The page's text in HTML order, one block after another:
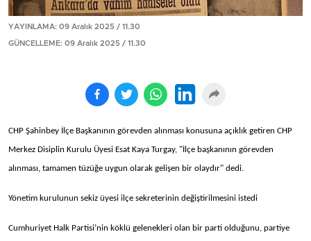
YAYINLAMA: 09 Aralık 2025 / 11.30
GÜNCELLEME: 09 Aralık 2025 / 11.30
CHP Şahinbey İlçe Başkanının görevden alınması konusuna açıklık getiren CHP
Merkez Disiplin Kurulu Üyesi Esat Kaya Turgay, "İlçe başkanının görevden
alınması, tamamen tüzüğe uygun olarak gelişen bir olaydır" dedi.
Yönetim kurulunun sekiz üyesi ilçe sekreterinin değiştirilmesini istedi
Cumhuriyet Halk Partisi’nin köklü gelenekleri olan bir parti olduğunu, partiye